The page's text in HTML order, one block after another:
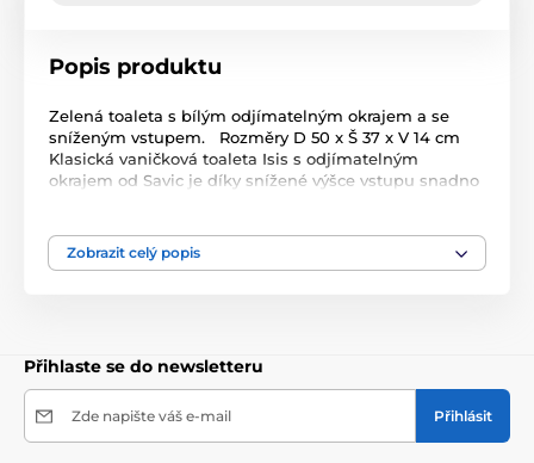
Popis produktu
Zelená toaleta s bílým odjímatelným okrajem a se
sníženým vstupem. Rozměry D 50 x Š 37 x V 14 cm
Klasická vaničková toaleta Isis s odjímatelným
okrajem od Savic je díky snížené výšce vstupu snadno
z toalety, zůstane okolí toalety čisté. Okraj je možno
sundat a to usnadňuje její čištění. vstupní výška s
Zobrazit celý popis
Přihlaste se do newsletteru
Zde napište váš e-mail Přihlásit